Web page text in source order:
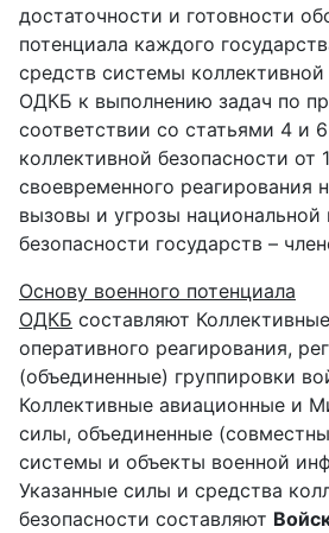
достаточности и готовности
потенциала каждого
средств системы коллективной
ОДКБ к выполнению задач по
соответствии со статьями 4 и
коллективной безопасности от
своевременного реагирования
вызовы и угрозы национальной
безопасности государств –
Основу военного потенциала
ОДКБ составляют
оперативного реагирования,
(объединенные) группировки
Коллективные авиационные и
силы, объединенные
системы и объекты военной
Указанные силы и средства
безопасности составляют